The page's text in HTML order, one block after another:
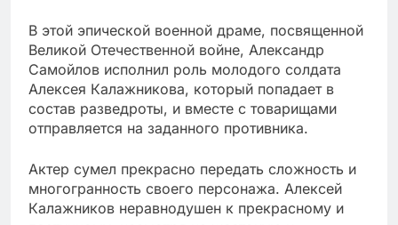
В этой эпической военной драме, посвященной
Великой Отечественной войне, Александр
Самойлов исполнил роль молодого солдата
Алексея Калажникова, который попадает в
состав разведроты, и вместе с товарищами
отправляется на заданного противника.
Актер сумел прекрасно передать сложность и
многогранность своего персонажа. Алексей
Калажников неравнодушен к прекрасному и